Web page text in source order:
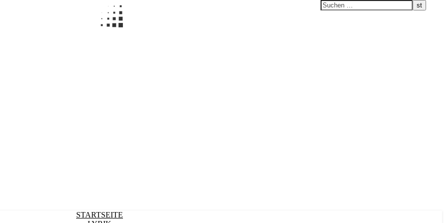
STARTSEITE